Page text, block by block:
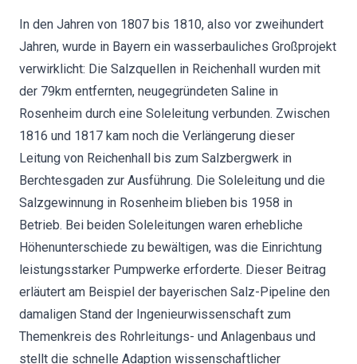
In den Jahren von 1807 bis 1810, also vor zweihundert
Jahren, wurde in Bayern ein wasserbauliches Großprojekt
verwirklicht: Die Salzquellen in Reichenhall wurden mit
der 79km entfernten, neugegründeten Saline in
Rosenheim durch eine Soleleitung verbunden. Zwischen
1816 und 1817 kam noch die Verlängerung dieser
Leitung von Reichenhall bis zum Salzbergwerk in
Berchtesgaden zur Ausführung. Die Soleleitung und die
Salzgewinnung in Rosenheim blieben bis 1958 in
Betrieb. Bei beiden Soleleitungen waren erhebliche
Höhenunterschiede zu bewältigen, was die Einrichtung
leistungsstarker Pumpwerke erforderte. Dieser Beitrag
erläutert am Beispiel der bayerischen Salz-Pipeline den
damaligen Stand der Ingenieurwissenschaft zum
Themenkreis des Rohrleitungs- und Anlagenbaus und
stellt die schnelle Adaption wissenschaftlicher